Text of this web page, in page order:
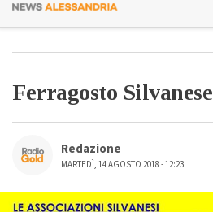
Ferragosto Silvanese
Redazione
MARTEDÌ, 14 AGOSTO 2018 - 12:23